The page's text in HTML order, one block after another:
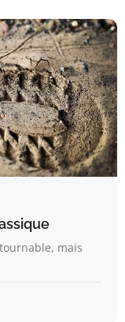
mais